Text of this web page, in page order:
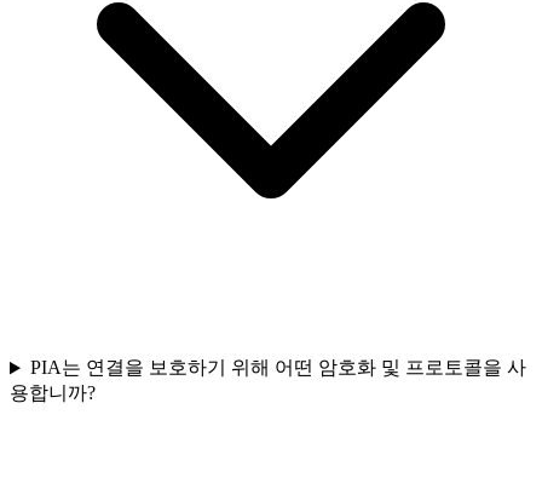
PIA는 연결을 보호하기 위해 어떤 암호화 및 프로토콜을 사
용합니까?